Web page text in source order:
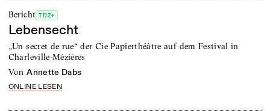
Bericht TDZ+
Lebensecht
„Un secret de rue“ der Cie Papierthéâtre auf dem Festival in
Charleville-Mézières
von Annette Dabs
ONLINE LESEN